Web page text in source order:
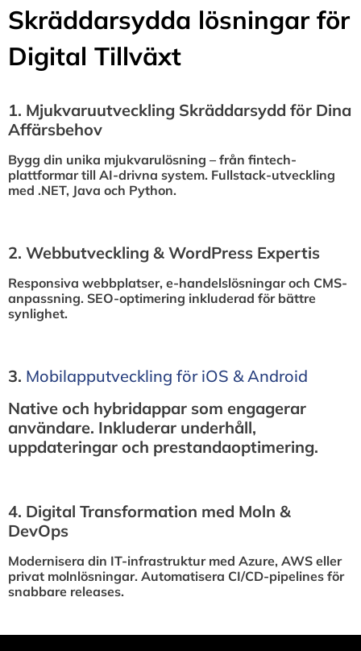
Skräddarsydda lösningar för
Digital Tillväxt
1.⁠ ⁠Mjukvaruutveckling Skräddarsydd för Dina
Affärsbehov
Bygg din unika mjukvarulösning – från fintech-
plattformar till AI-drivna system. Fullstack-utveckling
med .NET, Java och Python.
2.⁠ ⁠Webbutveckling & WordPress Expertis
Responsiva webbplatser, e-handelslösningar och CMS-
anpassning. SEO-optimering inkluderad för bättre
synlighet.
3.⁠ ⁠Mobilapputveckling för iOS & Android
Native och hybridappar som engagerar
användare. Inkluderar underhåll,
uppdateringar och prestandaoptimering.
4.⁠ ⁠Digital Transformation med Moln &
DevOps
Modernisera din IT-infrastruktur med Azure, AWS eller
privat molnlösningar. Automatisera CI/CD-pipelines för
snabbare releases.